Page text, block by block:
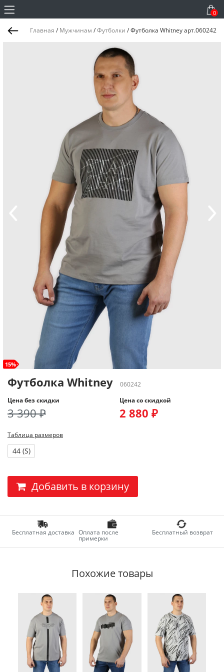
0
Главная / Мужчинам /Футболки /Футболка Whitney арт.060242
15%
Футболка Whitney
060242
Цена без скидки
3 390 ₽
Цена со скидкой
2 880 ₽
Таблица размеров
44 (S)
Добавить в корзину
Бесплатная доставка Оплата после
примерки
Бесплатный возврат
Похожие товары